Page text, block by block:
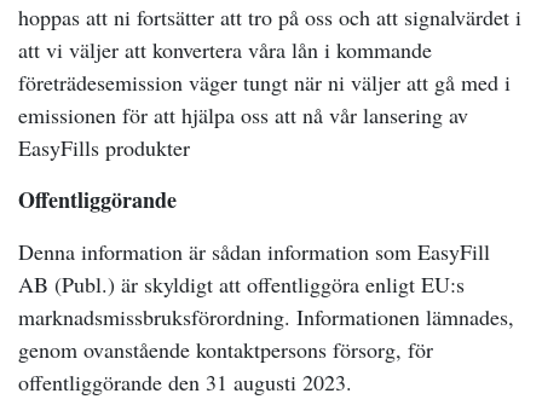
hoppas att ni fortsätter att tro på oss och att signalvärdet i
att vi väljer att konvertera våra lån i kommande
företrädesemission väger tungt när ni väljer att gå med i
emissionen för att hjälpa oss att nå vår lansering av
EasyFills produkter
Offentliggörande
Denna information är sådan information som EasyFill
AB (Publ.) är skyldigt att offentliggöra enligt EU:s
marknadsmissbruksförordning. Informationen lämnades,
genom ovanstående kontaktpersons försorg, för
offentliggörande den 31 augusti 2023.